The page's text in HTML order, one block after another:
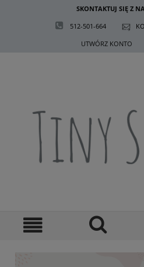
SKONTAKTUJ SIĘ Z
512-501-664
UTWÓRZ KONTO